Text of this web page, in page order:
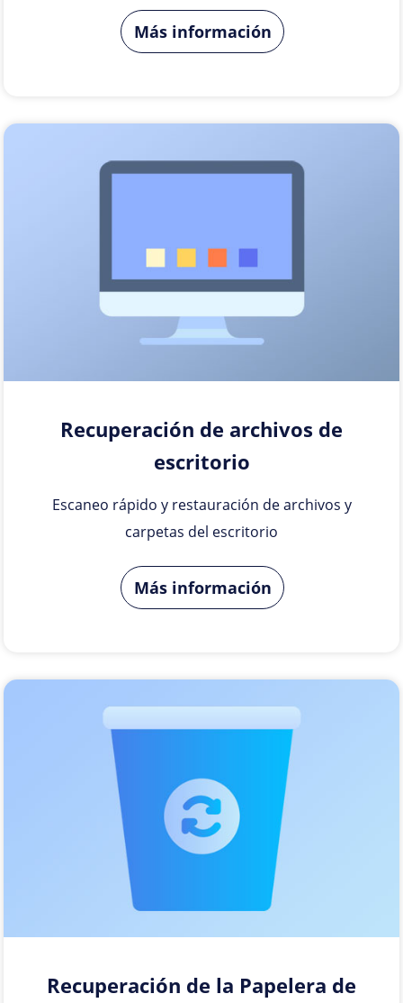
Más información
Recuperación de archivos de
escritorio
Escaneo rápido y restauración de archivos y
carpetas del escritorio
Más información
Recuperación de la Papelera de